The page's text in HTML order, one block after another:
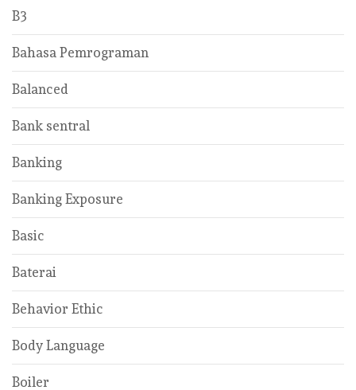
B3
Bahasa Pemrograman
Balanced
Bank sentral
Banking
Banking Exposure
Basic
Baterai
Behavior Ethic
Body Language
Boiler